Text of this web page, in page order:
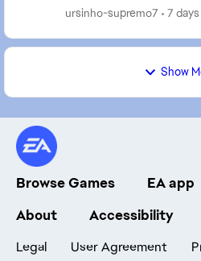
PS4, já desinstalei e
ursinho-supremo7 7
Show
Browse Games EA app
About
Accessibility
Legal User Agreement